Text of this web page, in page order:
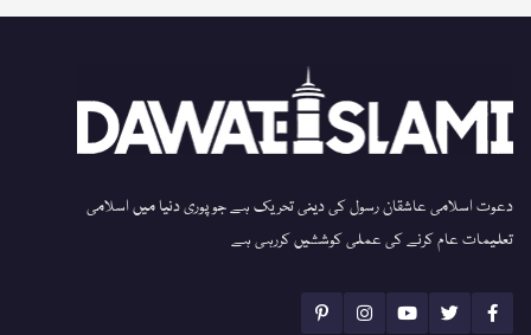
دعوت اسلامی عاشقان رسول کی دینی تحریک ہے جو پوری دنیا میں اسلامی
تعلیمات عام کرنے کی عملی کوششیں کررہی ہے